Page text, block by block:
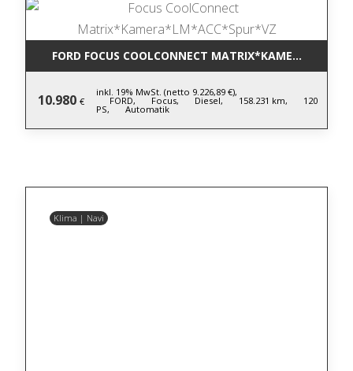
FORD FOCUS COOLCONNECT
10.980 €
inkl. 19% MwSt. (netto 9.226,89 €),
FORD, Focus, Diesel, 158.231 km, 120
PS, Automatik
Klima | Navi